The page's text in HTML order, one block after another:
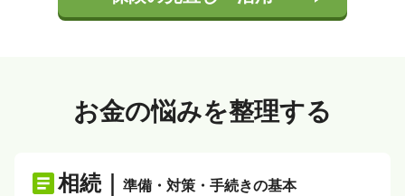
お金の悩みを整理する
相続｜ 準備・対策・手続きの基本